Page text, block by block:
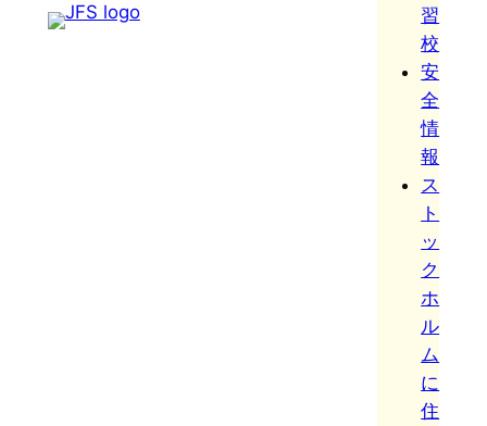
習
校
安
全
情
報
ス
ト
ッ
ク
ホ
ル
ム
に
住